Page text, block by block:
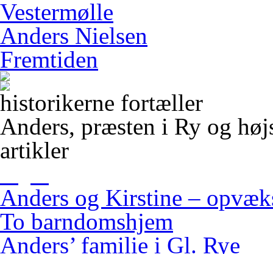
Vestermølle
Anders Nielsen
Fremtiden
historikerne fortæller
Anders, præsten i Ry og
artikler
Anders og Kirstine –
To barndomshjem
Anders’ familie i Gl. Rye